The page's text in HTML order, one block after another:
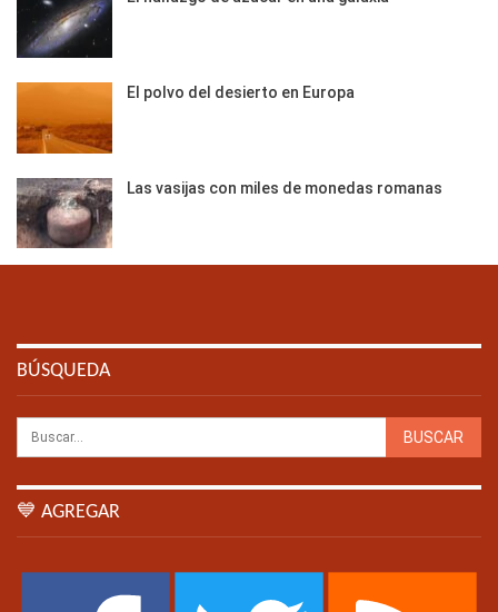
El polvo del desierto en Europa
Las vasijas con miles de monedas romanas
BÚSQUEDA
💙 AGREGAR